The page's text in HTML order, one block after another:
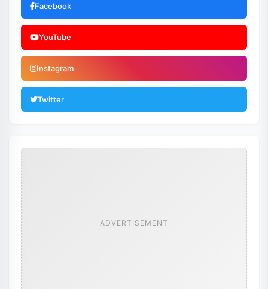
Facebook
YouTube
Instagram
Twitter
ADVERTISEMENT